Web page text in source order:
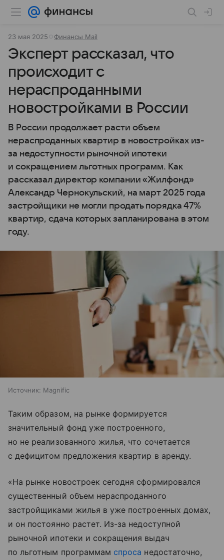
23 мая 2025 Финансы Mail
Эксперт рассказал, что
происходит с
нераспроданными
новостройками в России
В России продолжает расти объем
нераспроданных квартир в новостройках из-
за недоступности рыночной ипотеки
и сокращением льготных программ. Как
рассказал директор компании «Жилфонд»
Александр Чернокульский, на март 2025 года
застройщики не могли продать порядка 47%
квартир, сдача которых запланирована в этом
году.
Источник: Magnific
Таким образом, на рынке формируется
значительный фонд уже построенного,
но не реализованного жилья, что сочетается
с дефицитом предложения квартир в аренду.
«На рынке новостроек сегодня сформировался
существенный объем нераспроданного
застройщиками жилья в уже построенных домах,
и он постоянно растет. Из-за недоступной
рыночной ипотеки и сокращения выдач
по льготным программам спроса недостаточно,